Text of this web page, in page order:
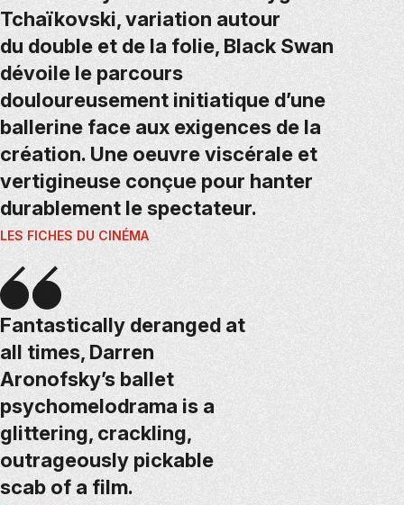
Tchaïkovski, variation autour
du double et de la folie, Black Swan
dévoile le parcours
douloureusement initiatique d’une
ballerine face aux exigences de la
création. Une oeuvre viscérale et
vertigineuse conçue pour hanter
durablement le spectateur.
LES FICHES DU CINÉMA
Fantastically deranged at
all times, Darren
Aronofsky’s ballet
psychomelodrama is a
glittering, crackling,
outrageously pickable
scab of a film.